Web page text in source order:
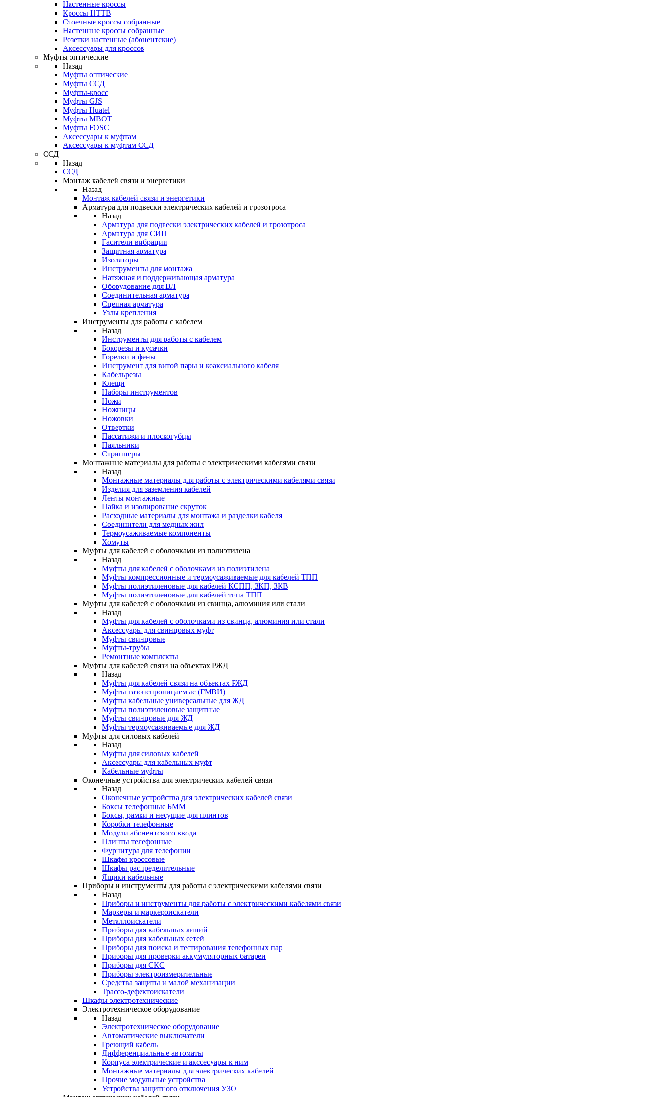
Настенные кроссы
Кроссы HTTB
Стоечные кроссы собранные
Настенные кроссы собранные
Розетки настенные (абонентские)
Аксессуары для кроссов
Муфты оптические
Назад
Муфты оптические
Муфты ССД
Муфты-кросс
Муфты GJS
Муфты Huatel
Муфты МВОТ
Муфты FOSC
Аксессуары к муфтам
Аксессуары к муфтам ССД
ССД
Назад
ССД
Монтаж кабелей связи и энергетики
Назад
Монтаж кабелей связи и энергетики
Арматура для подвески электрических кабелей и грозотроса
Назад
Арматура для подвески электрических кабелей и грозотроса
Арматура для СИП
Гасители вибрации
Защитная арматура
Изоляторы
Инструменты для монтажа
Натяжная и поддерживающая арматура
Оборудование для ВЛ
Соединительная арматура
Сцепная арматура
Узлы крепления
Инструменты для работы с кабелем
Назад
Инструменты для работы с кабелем
Бокорезы и кусачки
Горелки и фены
Инструмент для витой пары и коаксиального кабеля
Кабельрезы
Клещи
Наборы инструментов
Ножи
Ножницы
Ножовки
Отвертки
Пассатижи и плоскогубцы
Паяльники
Стрипперы
Монтажные материалы для работы с электрическими кабелями связи
Назад
Монтажные материалы для работы с электрическими кабелями связи
Изделия для заземления кабелей
Ленты монтажные
Пайка и изолирование скруток
Расходные материалы для монтажа и разделки кабеля
Соединители для медных жил
Термоусаживаемые компоненты
Хомуты
Муфты для кабелей с оболочками из полиэтилена
Назад
Муфты для кабелей с оболочками из полиэтилена
Муфты компрессионные и термоусаживаемые для кабелей ТПП
Муфты полиэтиленовые для кабелей КСПП, ЗКП, ЗКВ
Муфты полиэтиленовые для кабелей типа ТПП
Муфты для кабелей с оболочками из свинца, алюминия или стали
Назад
Муфты для кабелей с оболочками из свинца, алюминия или стали
Аксессуары для свинцовых муфт
Муфты свинцовые
Муфты-трубы
Ремонтные комплекты
Муфты для кабелей связи на объектах РЖД
Назад
Муфты для кабелей связи на объектах РЖД
Муфты газонепроницаемые (ГМВИ)
Муфты кабельные универсальные для ЖД
Муфты полиэтиленовые защитные
Муфты свинцовые для ЖД
Муфты термоусаживаемые для ЖД
Муфты для силовых кабелей
Назад
Муфты для силовых кабелей
Аксессуары для кабельных муфт
Кабельные муфты
Оконечные устройства для электрических кабелей связи
Назад
Оконечные устройства для электрических кабелей связи
Боксы телефонные БММ
Боксы, рамки и несущие для плинтов
Коробки телефонные
Модули абонентского ввода
Плинты телефонные
Фурнитура для телефонии
Шкафы кроссовые
Шкафы распределительные
Ящики кабельные
Приборы и инструменты для работы с электрическими кабелями связи
Назад
Приборы и инструменты для работы с электрическими кабелями связи
Маркеры и маркероискатели
Металлоискатели
Приборы для кабельных линий
Приборы для кабельных сетей
Приборы для поиска и тестирования телефонных пар
Приборы для проверки аккумуляторных батарей
Приборы для СКС
Приборы электроизмерительные
Средства защиты и малой механизации
Трассо-дефектоискатели
Шкафы электротехнические
Электротехническое оборудование
Назад
Электротехническое оборудование
Автоматические выключатели
Греющий кабель
Дифференциальные автоматы
Корпуса электрические и акссесуары к ним
Монтажные материалы для электрических кабелей
Прочие модульные устройства
Устройства защитного отключения УЗО